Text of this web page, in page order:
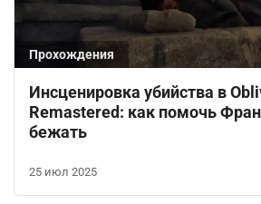
Прохождения
Инсценировка убийства в
Remastered: как помочь
бежать
25 июл 2025